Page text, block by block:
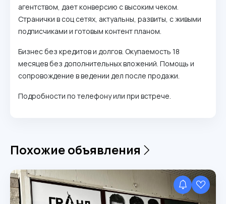
агентством, дает конверсию с высоким чеком.
Странички в соц сетях, актуальны, развиты, с живыми
подписчиками и готовым контент планом.
Бизнес без кредитов и долгов. Окупаемость 18
месяцев без дополнительных вложений. Помощь и
сопровождение в ведении дел после продажи.
Подробности по телефону или при встрече.
Похожие объявления